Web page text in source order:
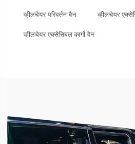
व्हीलचेयर परिवर्तन वैन व्हीलचेयर
व्हीलचेयर एक्सेसिबल कार्गो वैन